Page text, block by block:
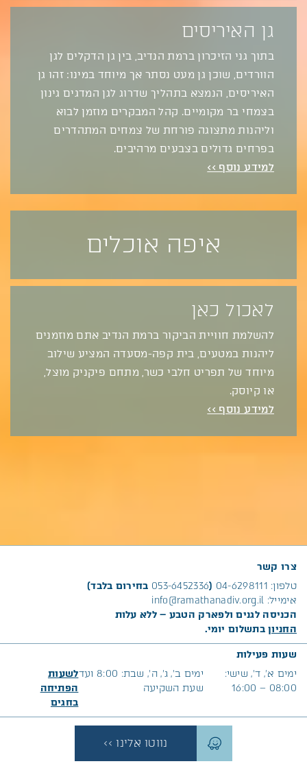
גן האיריסים
בתוך גני הזיכרון ברמת הנדיב, בין גן הדקלים לגן
הוורדים, שוכן גן מעט נסתר אך מיוחד במינו: זהו גן
האיריסים, הנמצא בתהליך שדרוג לגן המדגים גינון
בצמחי בר מקומיים. קהל המבקרים מוזמן לבוא
וליהנות מתצוגה פורחת של צמחים המתהדרים
בפרחים גדולים בצבעים מרהיבים.
למידע נוסף >>
איפה אוכלים
לאכול כאן
להשלמת חוויית הביקור ברמת הנדיב אתם מוזמנים
ליהנות במטעים, בית קפה-מסעדה המציע שילוב
מיוחד של תפריט חלבי כשר, מתחם פיקניק מוצל,
או קיוסק.
למידע נוסף >>
צרו קשר
טלפון: 04-6298111
(
053-6452336 בחירום בלבד)
אימייל: info@ramathanadiv.org.il
הכניסה לגנים ולפארק הטבע – ללא עלות
החניוןבתשלום יומי.
שעות פעילות
ימים א׳, ד’, שישי:
08:00 – 16:00
ימים ב’, ג’, ה’, שבת: 8:00 ועד
שעת השקיעה
לשעות
הפתיחה
בחגים
נווטו אלינו >>